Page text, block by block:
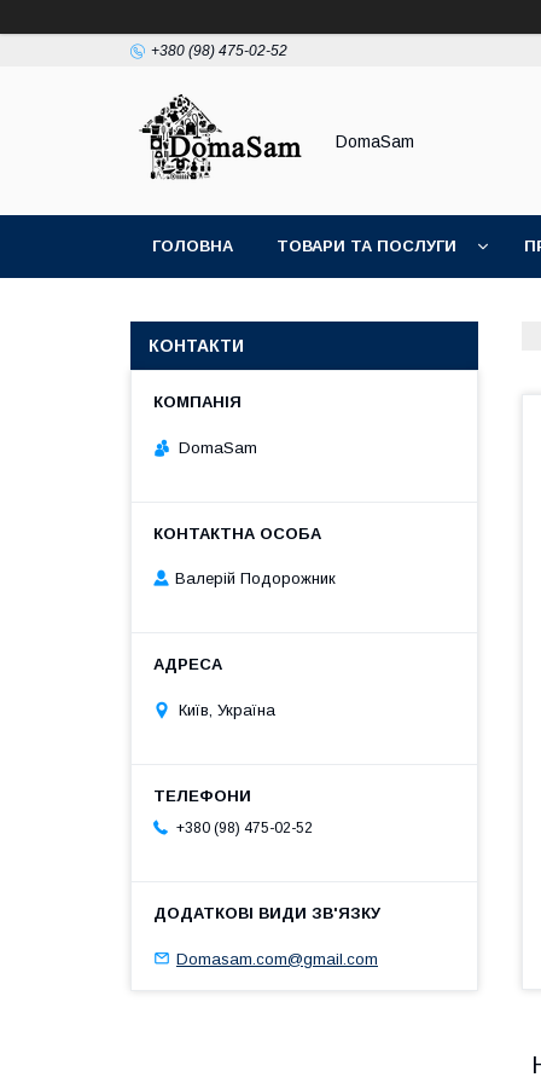
+380 (98) 475-02-52
DomaSam
ГОЛОВНА ТОВАРИ ТА ПОСЛУГИ
КОНТАКТИ
DomaSam
Валерій Подорожник
Київ, Україна
+380 (98) 475-02-52
Domasam.com@gmail.com